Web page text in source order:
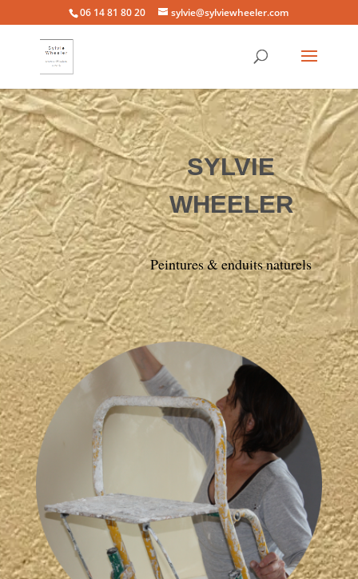
06 14 81 80 20 sylvie@sylviewheeler.com
SYLVIE
WHEELER
Peintures & enduits naturels